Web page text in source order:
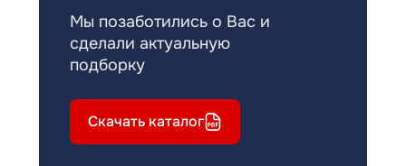
Мы позаботились о Вас и
сделали актуальную
подборку
Скачать каталог